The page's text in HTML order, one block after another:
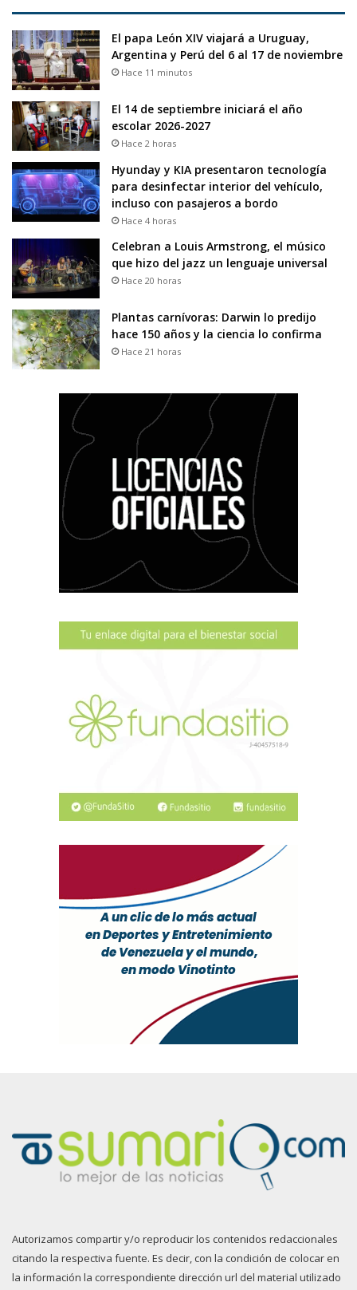
El papa León XIV viajará a Uruguay,
Argentina y Perú del 6 al 17 de noviembre
Hace 11 minutos
El 14 de septiembre iniciará el año
escolar 2026-2027
Hace 2 horas
Hyunday y KIA presentaron tecnología
para desinfectar interior del vehículo,
incluso con pasajeros a bordo
Hace 4 horas
Celebran a Louis Armstrong, el músico
que hizo del jazz un lenguaje universal
Hace 20 horas
Plantas carnívoras: Darwin lo predijo
hace 150 años y la ciencia lo confirma
Hace 21 horas
Autorizamos compartir y/o reproducir los contenidos redaccionales
citando la respectiva fuente. Es decir, con la condición de colocar en
la información la correspondiente dirección url del material utilizado